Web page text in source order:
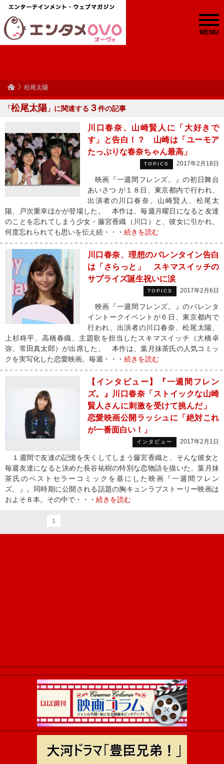
MENU
松尾太陽
「松尾太陽 」に関連する ３件の記事
川口春奈、山崎賢人に「大好きで
す」と告白！？ 山崎は「ユーモア
たっぷりな春奈ちゃん最高」
TOPICS 2017年2月18日
映画『一週間フレンズ。』の初日舞台
あいさつ が１８日、東京都内で行われ、
出演者の川口春奈、山崎賢人、松尾太
陽、戸次重幸ほかが登場した。 本作は、毎週月曜日になると友達
のことを忘れてしまう少女・藤宮香織（川口）と、彼女に引かれ、
何度忘れられても思いを伝え続・・・ 続きを読む
川口春奈、理想のバレンタイン告白
は「さらっと」 スキマスイッチの
サプライズ誕生祝いに涙
TOPICS 2017年2月6日
映画『一週間フレンズ。』のバレンタ
イントークイベントが６日、東京都内で
行われ、出演者の川口春奈、松尾太陽、
上杉柊平、高橋春織、主題歌を担当したスキマスイッチ（大橋卓
弥、常田真太郎）が出席した。 本作は、葉月抹茶氏の人気コミッ
クを実写化した恋愛映画。毎週・・・ 続きを読む
【インタビュー】『一週間フレン
ズ。』川口春奈「ストイックな山崎
賢人さんに刺激を受けて挑んだ」
恋愛映画公開ラッシュに「絶対これ
が一番面白い！」
インタビュー 2017年2月1日
１週間で友達の記憶を失くしてしまう藤宮香織と、そんな彼女と
毎週友達になると決めた長谷祐樹の特別な恋物語を描いた、葉月抹
茶氏のベストセラーコミックを基にした映画『一週間フレン
ズ。』。同時期に公開される話題の胸キュンラブストーリー映画は
およそ８本。その中で・・・ 続きを読む
1